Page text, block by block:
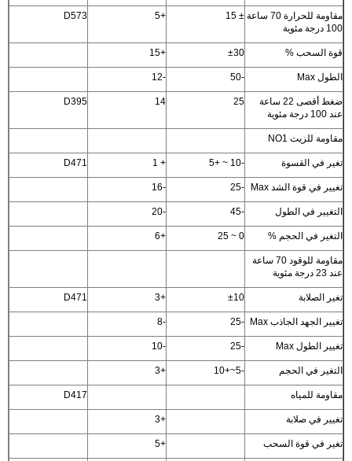
مقاومة للحرارة 70 ساعة
100 درجة مئوية
± 15
+5
D573
قوة السحب % ±30
+15
الطول Max -50
-12
ضغط أقصى 22 ساعة
عند 100 درجة مئوية
25
14
D395
مقاومة للزيت NO1
تغير في القسوة -10 ~ +5
+ 1
D471
تغيير في قوة الشد Max -25
-16
التغيير في الطول -45
-20
التغير في الحجم % 0 ~ 25
+6
مقاومة للوقود 70 ساعة
عند 23 درجة مئوية
تغير الصلابة ±10
+3
D471
تغيير الجهد الجاذب Max -25
-8
تغيير الطول Max -25
-10
التغير في الحجم -5~+10
+3
مقاومة للمياه D417
تغيير في صلابة +3
تغير في قوة السحب +5